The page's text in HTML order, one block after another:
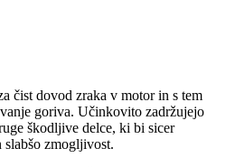
čist dovod zraka v motor in s tem
goriva. Učinkovito zadržujejo
škodljive delce, ki bi sicer
zmogljivost.